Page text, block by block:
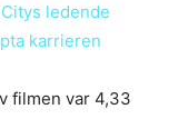
ledende
karrieren
filmen var 4,33